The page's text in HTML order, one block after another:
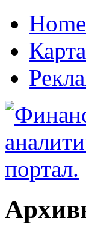
Home